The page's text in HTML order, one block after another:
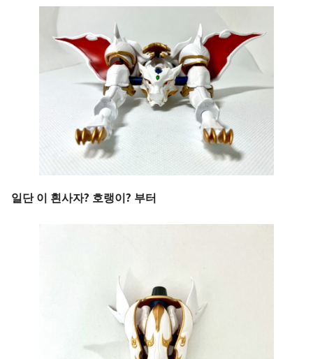
일단 이 흰사자? 호랭이? 부터